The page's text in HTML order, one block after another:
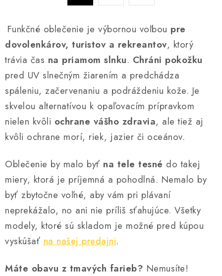
e
p
r
v
k
y
v
ý
i
s
u
n
k
o
a
n
i
Funkčné oblečenie je výbornou voľbou pre
dovolenkárov, turistov a rekreantov, ktorý
trávia čas na priamom slnku. Chráni pokožku
pred UV slnečným žiarením a predchádza
spáleniu, začervenaniu a podráždeniu kože. Je
skvelou alternatívou k opaľovacím prípravkom
nielen kvôli ochrane vášho zdravia, ale tiež aj
kvôli ochrane morí, riek, jazier či oceánov.
Oblečenie by malo byť na tele tesné do takej
miery, ktorá je príjemná a pohodlná. Nemalo by
byť zbytočne voľné, aby vám pri plávaní
neprekážalo, no ani nie príliš sťahujúce. Všetky
modely, ktoré sú skladom je možné pred kúpou
vyskúšať na našej predajni.
Máte obavu z tmavých farieb? Nemusíte!